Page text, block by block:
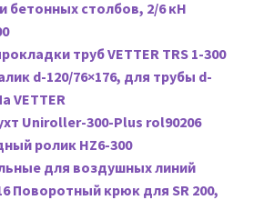
бетонных столбов, 2/6 кН
труб VETTER TRS 1-300
d-120/76×176, для трубы d-
VETTER
Uniroller-300-Plus rol90206
ролик HZ6-300
для воздушных линий
Поворотный крюк для SR 200,